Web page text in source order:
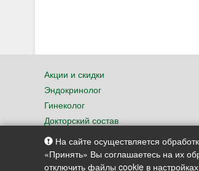
Акции и скидки
Эндокринолог
Гинеколог
Докторский состав
Нефролог
На сайте осуществляется
«Принять» Вы соглашаетесь на их
отключить файлы cookie в